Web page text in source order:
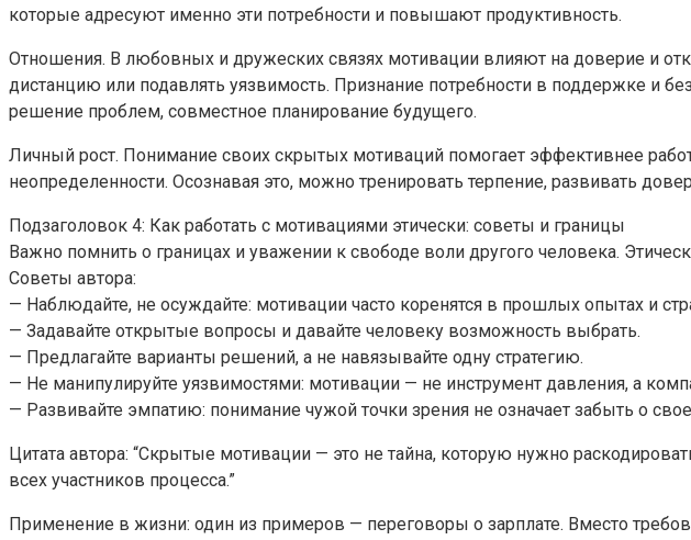
которые адресуют именно эти потребности и повышают продуктивность.
Отношения. В любовных и дружеских связях мотивации влияют на доверие и
дистанцию или подавлять уязвимость. Признание потребности в поддержке и
решение проблем, совместное планирование будущего.
Личный рост. Понимание своих скрытых мотиваций помогает эффективнее
неопределенности. Осознавая это, можно тренировать терпение, развивать
Подзаголовок 4: Как работать с мотивациями этически: советы и границы
Важно помнить о границах и уважении к свободе воли другого человека.
Советы автора:
— Наблюдайте, не осуждайте: мотивации часто коренятся в прошлых опытах и
— Задавайте открытые вопросы и давайте человеку возможность выбрать.
— Предлагайте варианты решений, а не навязывайте одну стратегию.
— Не манипулируйте уязвимостями: мотивации — не инструмент давления, а
— Развивайте эмпатию: понимание чужой точки зрения не означает забыть о
Цитата автора: “Скрытые мотивации — это не тайна, которую нужно
всех участников процесса.”
Применение в жизни: один из примеров — переговоры о зарплате. Вместо